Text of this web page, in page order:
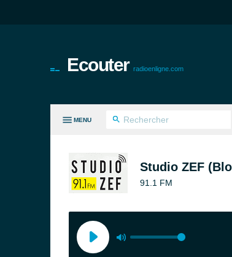
Ecouter radioenligne.com
MENU
Studio ZEF
91.1 FM